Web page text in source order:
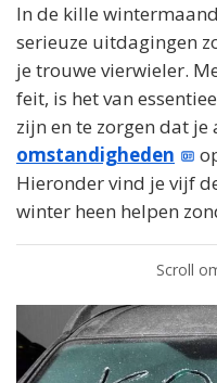
In de kille
serieuze uitdagingen
je trouwe vierwieler.
feit, is het van
zijn en te zorgen dat
omstandigheden
Hieronder vind je vijf
winter heen helpen
Scroll